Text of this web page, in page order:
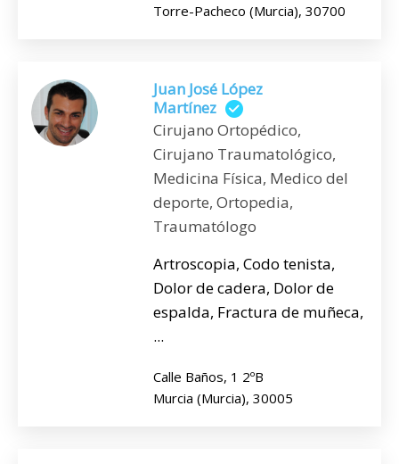
Torre-Pacheco (Murcia), 30700
Juan José López
Martínez
Cirujano Ortopédico,
Cirujano Traumatológico,
Medicina Física, Medico del
deporte, Ortopedia,
Traumatólogo
Artroscopia, Codo tenista,
Dolor de cadera, Dolor de
espalda, Fractura de muñeca,
...
Calle Baños, 1 2ºB
Murcia (Murcia), 30005